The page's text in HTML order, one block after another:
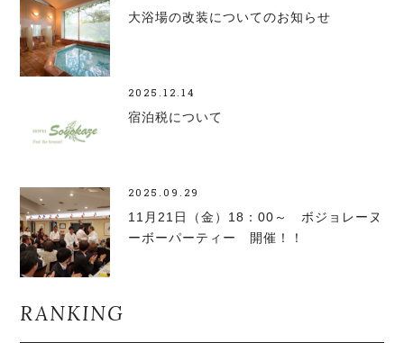
大浴場の改装についてのお知らせ
2025.12.14
宿泊税について
2025.09.29
11月21日（金）18：00～ ボジョレーヌ
ーボーパーティー 開催！！
RANKING